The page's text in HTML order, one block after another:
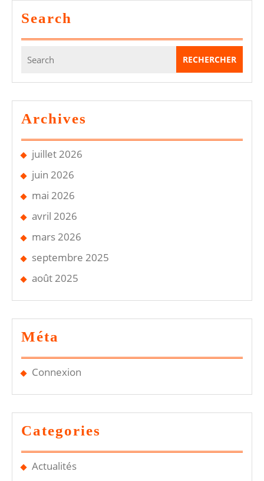
Pour
Vous
Search
for:
Archives
juillet 2026
juin 2026
mai 2026
avril 2026
mars 2026
septembre 2025
août 2025
Méta
Connexion
Categories
Actualités